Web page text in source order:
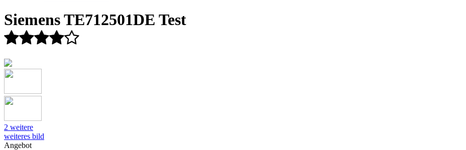
Siemens TE712501DE Test
2 weitere
weiteres bild
Angebot